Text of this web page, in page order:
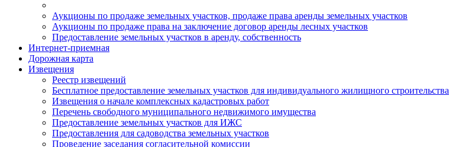
Аукционы по продаже земельных участков, продаже права аренды земельных участков
Аукционы по продаже права на заключение договор аренды лесных участков
Предоставление земельных участков в аренду, собственность
Интернет-приемная
Дорожная карта
Извещения
Реестр извещений
Бесплатное предоставление земельных участков для индивидуального жилищного строительства
Извещения о начале комплексных кадастровых работ
Перечень свободного муниципального недвижимого имущества
Предоставление земельных участков для ИЖС
Предоставления для садоводства земельных участков
Проведение заседания согласительной комиссии